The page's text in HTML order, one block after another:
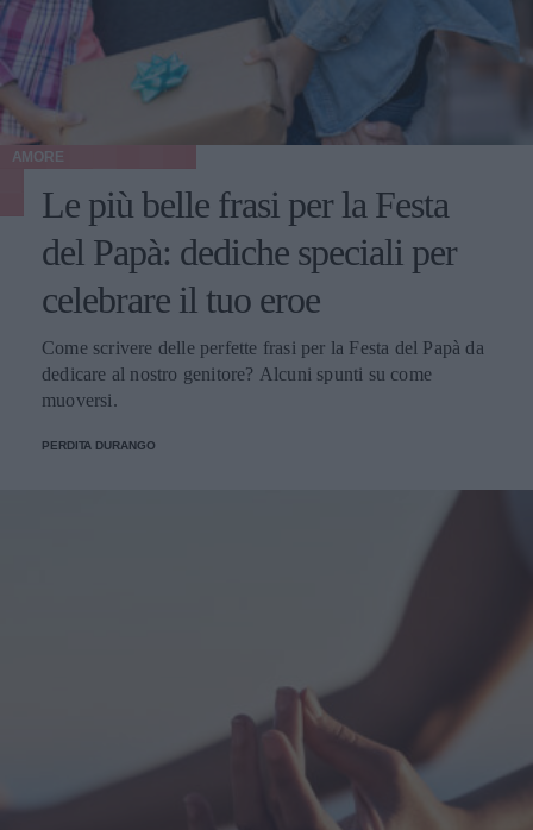
AMORE
Le più belle frasi per la Festa
del Papà: dediche speciali per
celebrare il tuo eroe
Come scrivere delle perfette frasi per la Festa del Papà da
dedicare al nostro genitore? Alcuni spunti su come
muoversi.
PERDITA DURANGO